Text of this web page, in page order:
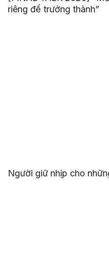
riêng để trưởng thành”
Người giữ nhịp cho